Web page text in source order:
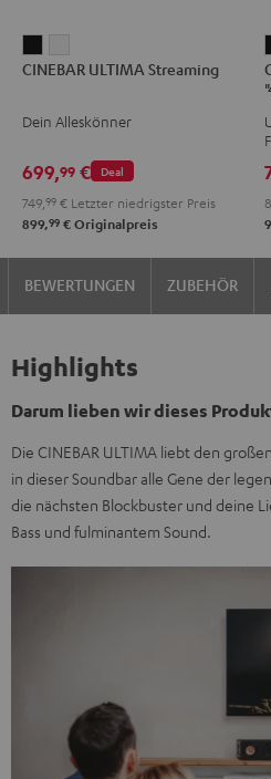
ULTIMA
Schwarz
ULTIMA
Weiß
CINEBAR ULTIMA Streaming
Dein Alleskönner
Deal
699,99 €
749, 99 € Letzter niedrigster Preis
899,99 € Originalpreis
BEWERTUNGEN ZUBEHÖR
Highlights
Darum lieben wir dieses
Die CINEBAR ULTIMA liebt den
in dieser Soundbar alle Gene der
die nächsten Blockbuster und deine
Bass und fulminantem Sound.